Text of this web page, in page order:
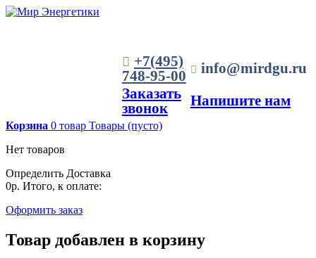
+7(495)
748-95-00
info@mirdgu.ru
Заказать
звонок
Напишите нам
Корзина 0 товар Товары (пусто)
Нет товаров
Определить Доставка
0р. Итого, к оплате:
Оформить заказ
Товар добавлен в корзину